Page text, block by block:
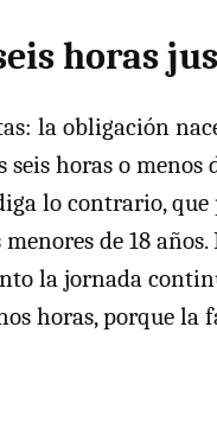
horas
la obligación
seis horas o
lo contrario,
de 18
la jornada
horas, porque la